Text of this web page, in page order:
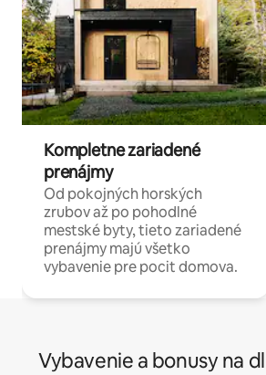
Kompletne zariadené
prenájmy
Od pokojných horských
zrubov až po pohodlné
mestské byty, tieto zariadené
prenájmy majú všetko
vybavenie pre pocit domova.
Vybavenie a bonusy na